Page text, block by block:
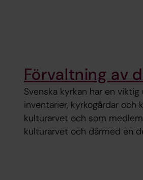
Förvaltning av
Svenska kyrkan har en
inventarier, kyrkogårdar och
kulturarvet och som
kulturarvet och därmed en